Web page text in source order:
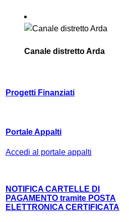
Canale distretto Arda
Progetti Finanziati
Portale Appalti
Accedi al portale appalti
NOTIFICA CARTELLE DI
PAGAMENTO tramite POSTA
ELETTRONICA CERTIFICATA